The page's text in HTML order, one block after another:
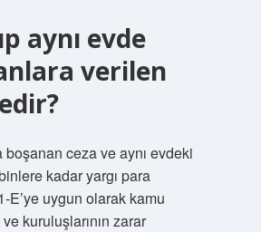
aynı evde
verilen
ceza ve aynı evdeki
kadar yargı para
E’ye uygun olarak kamu
ve kuruluşlarının zarar